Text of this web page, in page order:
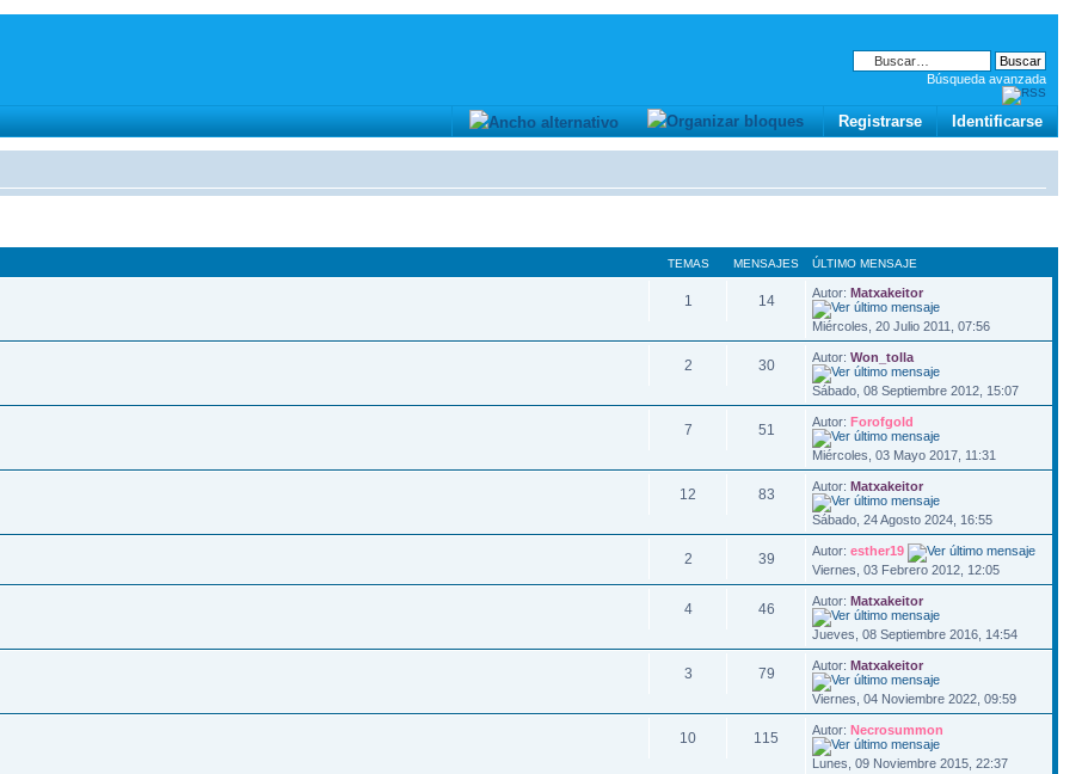
Búsqueda avanzada
Identificarse
Registrarse
TEMAS MENSAJES ÚLTIMO MENSAJE
1 14 Autor:Matxakeitor
Miércoles, 20 Julio 2011, 07:56
2 30 Autor:Won_tolla
Sábado, 08 Septiembre 2012, 15:07
7 51 Autor:Forofgold
Miércoles, 03 Mayo 2017, 11:31
12 83 Autor:Matxakeitor
Sábado, 24 Agosto 2024, 16:55
2 39 Autor:esther19
Viernes, 03 Febrero 2012, 12:05
4 46 Autor:Matxakeitor
Jueves, 08 Septiembre 2016, 14:54
3 79 Autor:Matxakeitor
Viernes, 04 Noviembre 2022, 09:59
10 115 Autor:Necrosummon
Lunes, 09 Noviembre 2015, 22:37